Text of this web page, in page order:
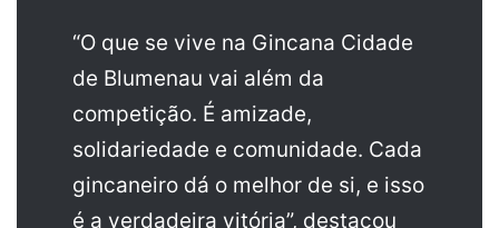
“O que se vive na Gincana Cidade
de Blumenau vai além da
competição. É amizade,
solidariedade e comunidade. Cada
gincaneiro dá o melhor de si, e isso
é a verdadeira vitória”, destacou